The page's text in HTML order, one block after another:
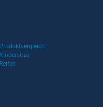
Produktvergleich
Kindersitze
Reifen